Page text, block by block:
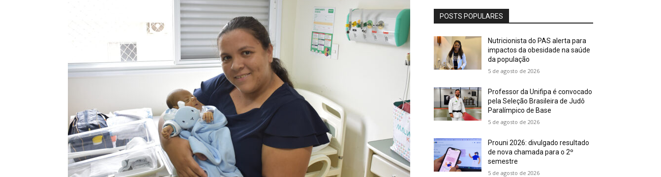
POSTS POPULARES
Nutricionista do PAS alerta para
impactos da obesidade na saúde
da população
5 de agosto de 2026
Professor da Unifipa é convocado
pela Seleção Brasileira de Judô
Paralímpico de Base
5 de agosto de 2026
Prouni 2026: divulgado resultado
de nova chamada para o 2º
semestre
5 de agosto de 2026